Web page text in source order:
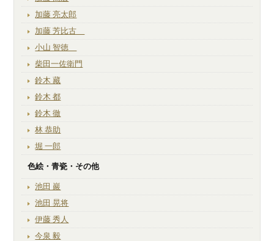
加藤 亮太郎
加藤 芳比古
小山 智徳
柴田一佐衛門
鈴木 藏
鈴木 都
鈴木 徹
林 恭助
堀 一郎
色絵・青瓷・その他
池田 巖
池田 晃将
伊藤 秀人
今泉 毅